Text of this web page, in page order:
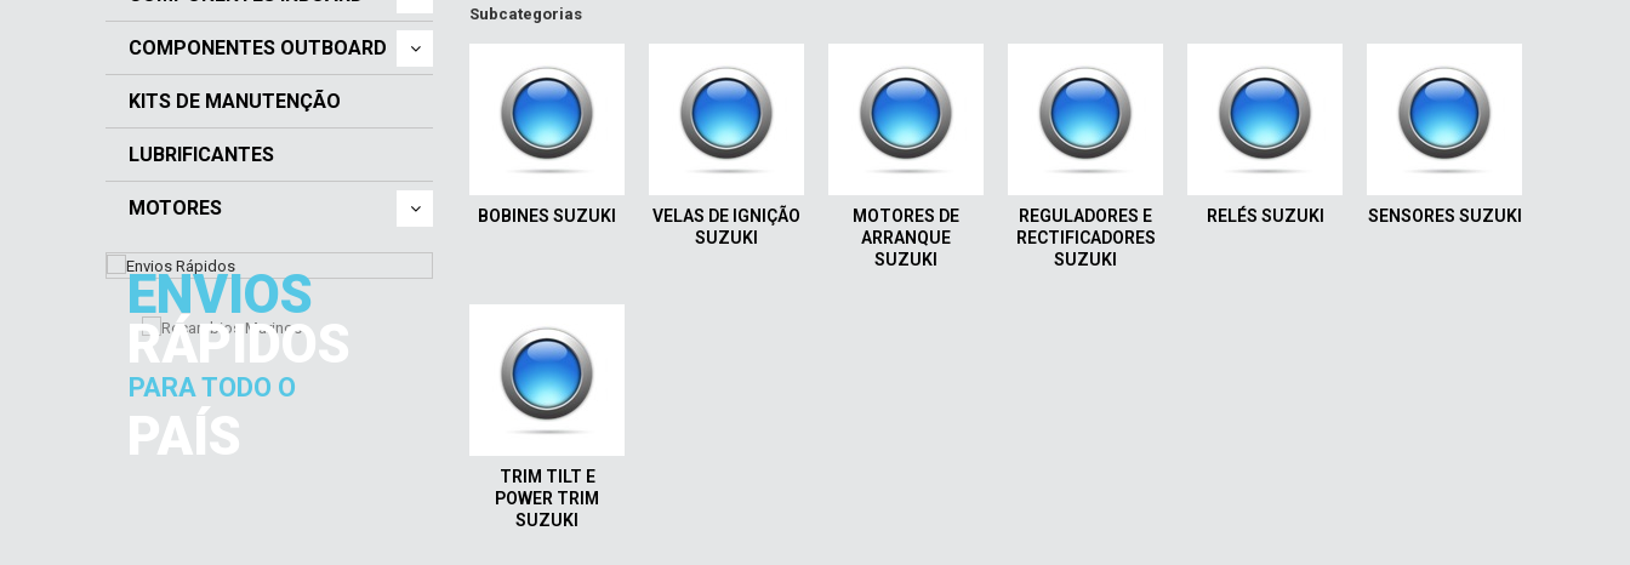
COMPONENTES OUTBOARD
KITS DE MANUTENÇÃO
LUBRIFICANTES
MOTORES
ENVIOS
RÁPIDOS
PARA TODO O
PAÍS
Subcategorias
BOBINES SUZUKI
VELAS DE IGNIÇÃO
SUZUKI
MOTORES DE
ARRANQUE
SUZUKI
REGULADORES E
RECTIFICADORES
SUZUKI
RELÉS SUZUKI SENSORES SUZUKI
TRIM TILT E
POWER TRIM
SUZUKI